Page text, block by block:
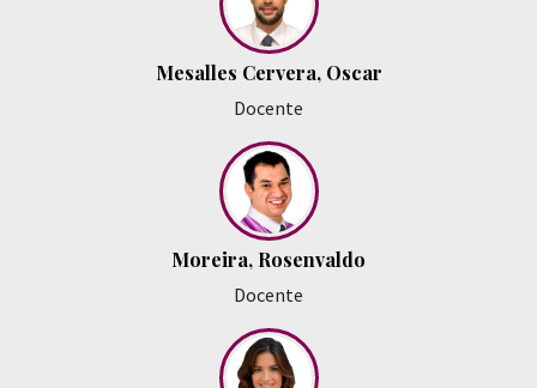
Mesalles Cervera, Oscar
Docente
Moreira, Rosenvaldo
Docente